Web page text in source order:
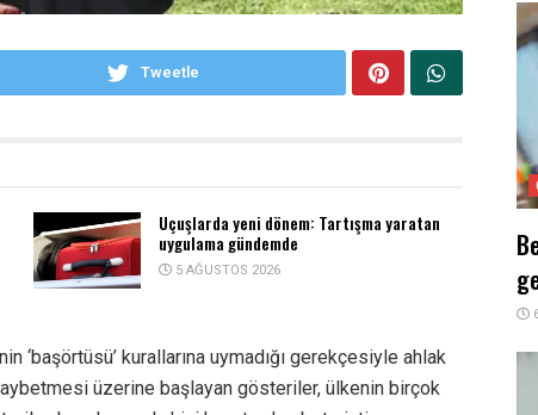
Tweetle
Uçuşlarda yeni dönem: Tartışma yaratan
uygulama gündemde
5 AĞUSTOS 2026
‘başörtüsü’ kurallarına uymadığı gerekçesiyle ahlak
üzerine başlayan gösteriler, ülkenin birçok